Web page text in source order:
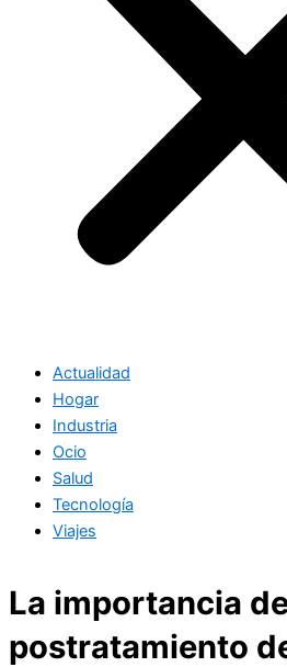
Actualidad
Hogar
Industria
Ocio
Salud
Tecnología
Viajes
La importancia
postratamiento